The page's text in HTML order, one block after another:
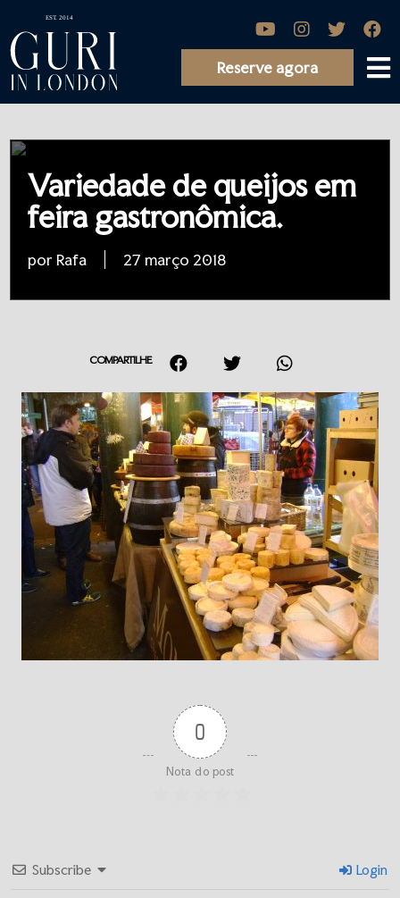
Reserve agora
Variedade de queijos em
feira gastronômica.
por Rafa 27 março 2018
COMPARTILHE
0
Nota do post
Subscribe Login